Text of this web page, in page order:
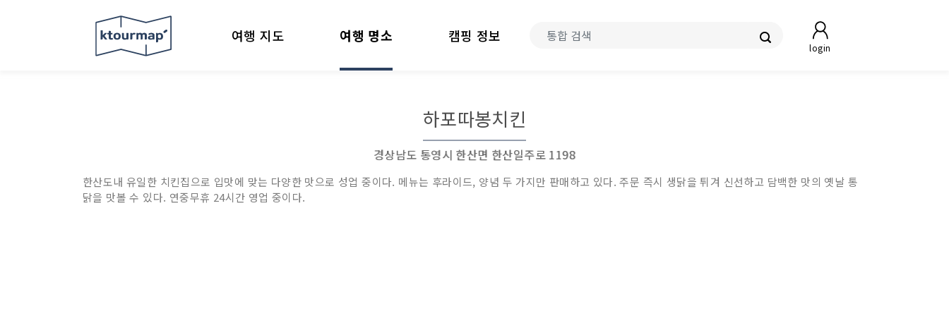
login
여행 지도 여행 명소 캠핑 정보
하포따봉치킨
경상남도 통영시 한산면 한산일주로 1198
한산도내 유일한 치킨집으로 입맛에 맞는 다양한 맛으로 성업 중이다. 메뉴는 후라이드, 양념 두 가지만 판매하고 있다. 주문 즉시 생닭을 튀겨 신선하고 담백한 맛의 옛날 통
닭을 맛볼 수 있다. 연중무휴 24시간 영업 중이다.